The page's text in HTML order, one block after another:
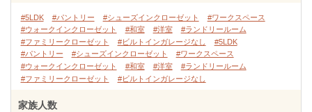
#5LDK #パントリー #シューズインクローゼット
#ワークスペース
#ウォークインクローゼット
#和室 #洋室
#ランドリールーム
#ファミリークローゼット
#ビルトインガレージなし
#5LDK
#パントリー
#シューズインクローゼット
#ワークスペース
#ウォークインクローゼット
#和室 #洋室
#ランドリールーム
#ファミリークローゼット
#ビルトインガレージなし
家族人数